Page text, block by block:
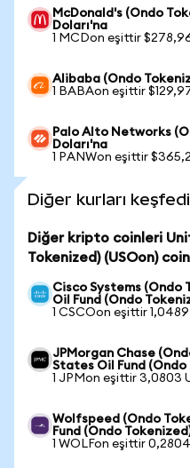
McDonald's (Ondo
Doları'na
1 MCDon eşittir
Alibaba (Ondo
1 BABAon eşittir
Palo Alto Networks
Doları'na
1 PANWon eşittir
Diğer kurları
Diğer kripto coinleri
Tokenized) (USOon)
Cisco Systems (Ondo
Oil Fund (Ondo
1 CSCOon eşittir
JPMorgan Chase
States Oil Fund
1 JPMon eşittir 3,0803
Wolfspeed (Ondo
Fund (Ondo
1 WOLFon eşittir